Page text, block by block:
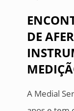
DE
A Medial